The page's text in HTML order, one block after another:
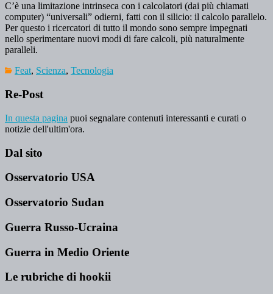
C’è una limitazione intrinseca con i calcolatori (dai più chiamati
computer) “universali” odierni, fatti con il silicio: il calcolo parallelo.
Per questo i ricercatori di tutto il mondo sono sempre impegnati
nello sperimentare nuovi modi di fare calcoli, più naturalmente
paralleli.
Feat, Scienza, Tecnologia
Re-Post
In questa pagina puoi segnalare contenuti interessanti e curati o
notizie dell'ultim'ora.
Dal sito
Osservatorio USA
Osservatorio Sudan
Guerra Russo-Ucraina
Guerra in Medio Oriente
Le rubriche di hookii